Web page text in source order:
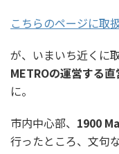
こちらのページに取
が、いまいち近くに
METROの運営する
に。
市内中心部、 1900
行ったところ、文句